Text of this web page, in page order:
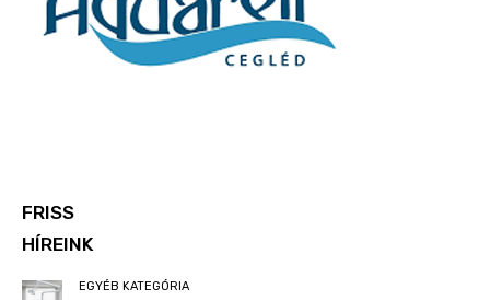
FRISS
HÍREINK
EGYÉB KATEGÓRIA